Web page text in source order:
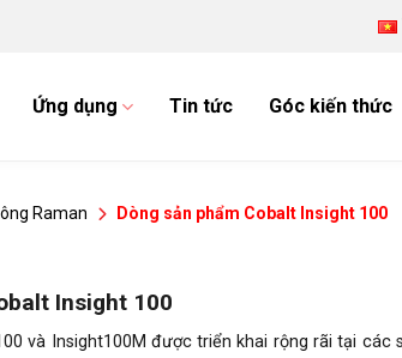
Ứng dụng Tin tức Góc kiến thức
Raman Dòng sản phẩm Cobalt Insight 100
Insight 100
và Insight100M được triển khai rộng rãi tại các